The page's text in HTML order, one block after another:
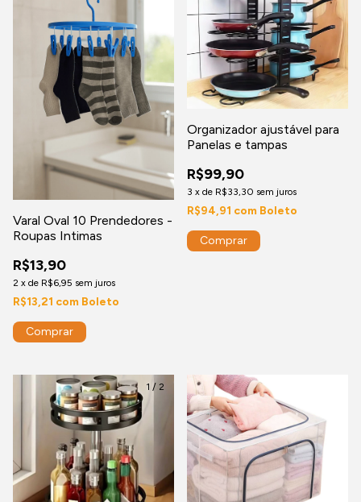
Varal Oval 10 Prendedores -
Roupas Intimas
R$13,90
2 x de R$6,95 sem juros
R$13,21 com Boleto
Organizador ajustável para
Panelas e tampas
R$99,90
3 x de R$33,30 sem juros
R$94,91 com Boleto
1 / 2